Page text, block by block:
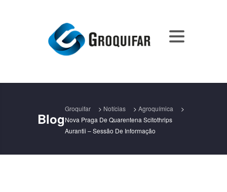
Blog
Groquifar > Notícias > Agroquímica
>
Nova Praga De Quarentena Scitothrips
Aurantii – Sessão De Informação